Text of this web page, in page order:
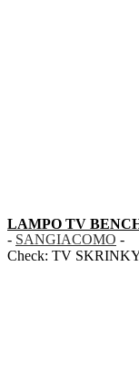
LAMPO TV
- SANGIACOMO -
Check: TV